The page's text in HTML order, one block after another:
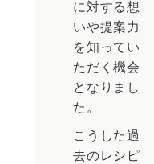
に対する想
いや提案力
を知ってい
ただく機会
となりまし
た。
こうした過
去のレシピ